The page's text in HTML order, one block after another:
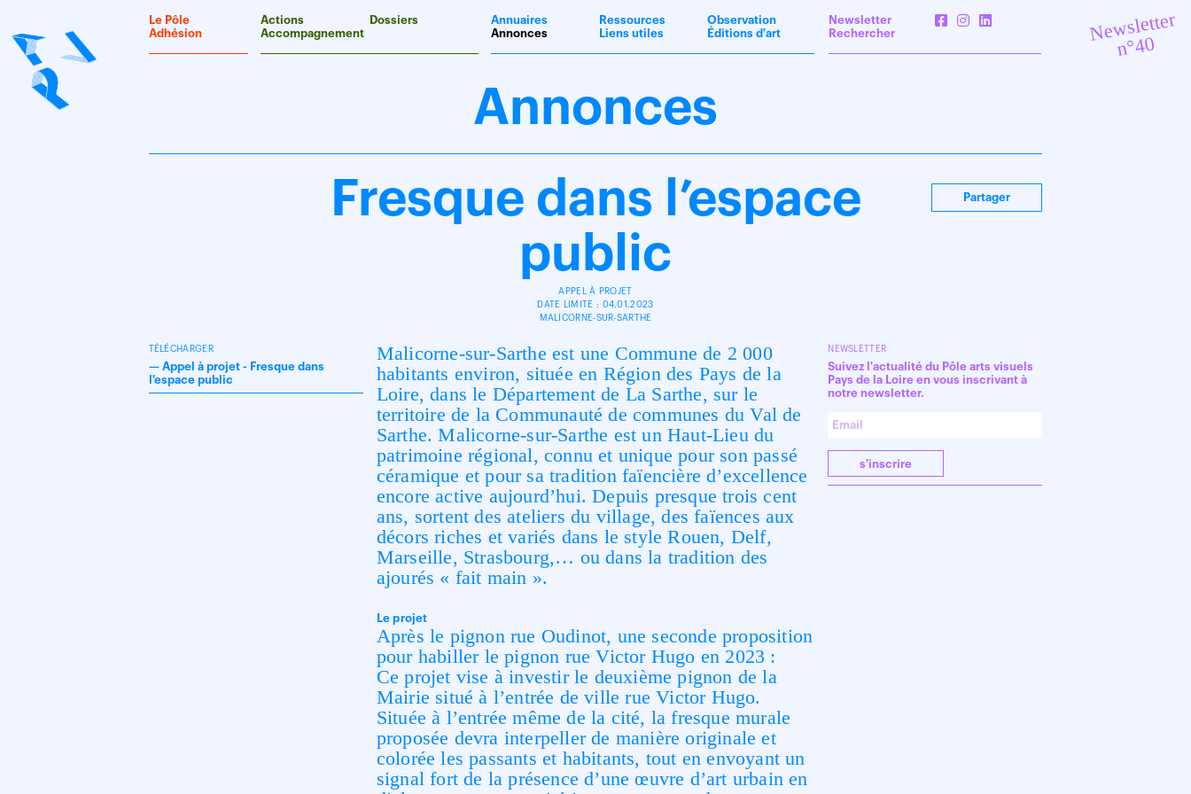
Newsletter
n°40
Le Pôle
Adhésion
Actions
Accompagnement
Dossiers
Annuaires
Annonces
Ressources
Liens utiles
Observation
Éditions d'art
Newsletter
Rechercher
Annonces
Partager
Fresque dans l’espace
public
APPEL À PROJET
DATE LIMITE : 04.01.2023
MALICORNE-SUR-SARTHE
Malicorne-sur-Sarthe est une Commune de 2 000
habitants environ, située en Région des Pays de la
Loire, dans le Département de La Sarthe, sur le
territoire de la Communauté de communes du Val de
Sarthe. Malicorne-sur-Sarthe est un Haut-Lieu du
patrimoine régional, connu et unique pour son passé
céramique etpour sa tradition faïencière d’excellence
encore active aujourd’hui. Depuis presque trois cent
ans, sortent desateliers du village, des faïences aux
décors riches et variés dans le style Rouen, Delf,
Marseille, Strasbourg,… ou dans la tradition des
ajourés « fait main ».
Le projet
Après le pignon rue Oudinot, une seconde proposition
pour habiller le pignon rue Victor Hugo en 2023 :
Ce projet vise à investir le deuxième pignon de la
Mairie situé à l’entrée de ville rue Victor Hugo.
Située à l’entrée même de la cité, la fresque murale
proposée devra interpeller de manière originale et
coloréeles passants et habitants, tout en envoyant un
signal fort de la présence d’une œuvre d’art urbain en
TÉLÉCHARGER
— Appel à projet - Fresque dans
l'espace public
NEWSLETTER
Suivez l'actualité du Pôle arts visuels
Pays de la Loire en vous inscrivant à
notre newsletter.
s'inscrire